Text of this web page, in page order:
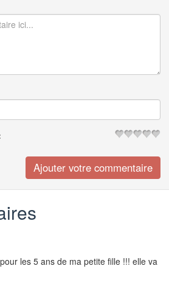
les 5 ans de ma petite fille !!! elle va